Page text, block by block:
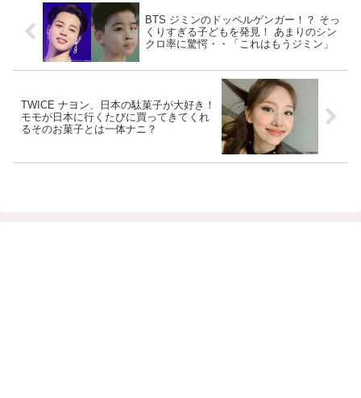
BTS ジミンのドッペルゲンガー！？ そっ
くりすぎる子どもを発見！ あまりのシン
クロ率に驚愕・・「これはもうジミン」
TWICE ナヨン、日本の駄菓子が大好き！
モモが日本に行くたびに買ってきてくれ
るそのお菓子とは一体ナニ？